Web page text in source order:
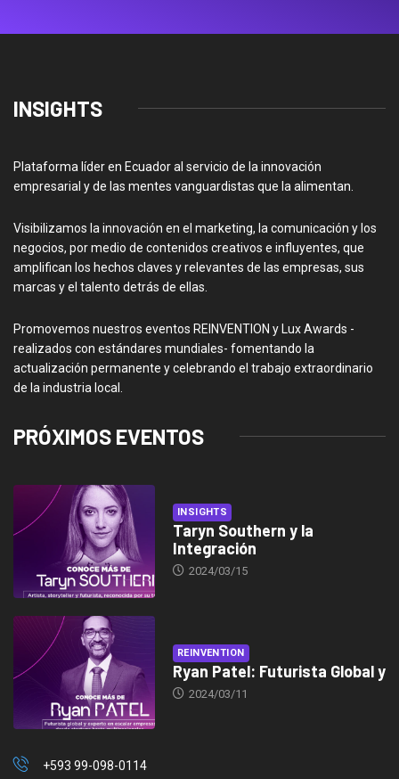
INSIGHTS
Plataforma líder en Ecuador al servicio de la innovación
empresarial y de las mentes vanguardistas que la alimentan.
Visibilizamos la innovación en el marketing, la comunicación y los
negocios, por medio de contenidos creativos e influyentes, que
amplifican los hechos claves y relevantes de las empresas, sus
marcas y el talento detrás de ellas.
Promovemos nuestros eventos REINVENTION y Lux Awards -
realizados con estándares mundiales- fomentando la
actualización permanente y celebrando el trabajo extraordinario
de la industria local.
PRÓXIMOS EVENTOS
INSIGHTS
Taryn Southern y la
Integración
2024/03/15
REINVENTION
Ryan Patel: Futurista Global y
2024/03/11
+593 99-098-0114